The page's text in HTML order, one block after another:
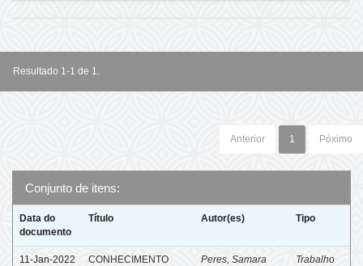
Resultado 1-1 de 1.
Anterior 1 Póximo
Conjunto de itens:
Data do
documento
Título Autor(es) Tipo
11-Jan-2022
CONHECIMENTO
Peres, Samara
Trabalho